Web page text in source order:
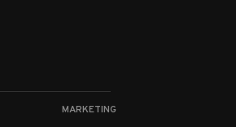
MARKETING